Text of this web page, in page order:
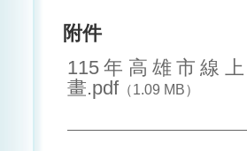
附件
115年高雄市線
畫.pdf （1.09 MB）